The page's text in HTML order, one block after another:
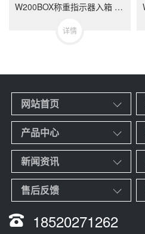
W200BOX称重指示器入箱 意大利LAUMAS品牌
详情
网站首页
产品中心
新闻资讯
售后反馈
18520271262